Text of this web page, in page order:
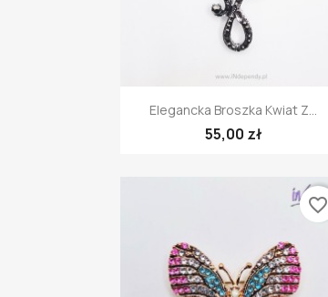
Szybki podgląd
Elegancka Broszka Kwiat Z...
55,00 zł
favorite_border